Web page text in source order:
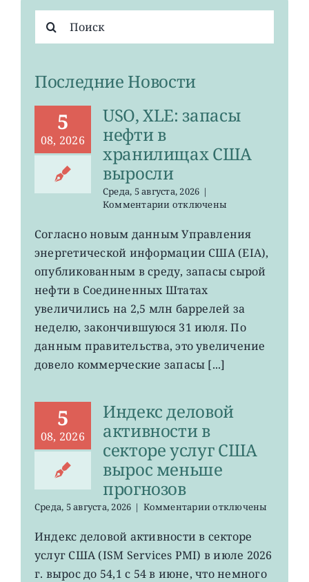
поиска:
Последние Новости
5
08, 2026
USO, XLE: запасы
нефти в
хранилищах США
выросли
Среда, 5 августа, 2026 |
Комментариик
USO,
запасы
нефти
хранилищах
США
выросли
отключены
Согласно новым данным Управления
энергетической информации США (EIA),
опубликованным в среду, запасы сырой
нефти в Соединенных Штатах
увеличились на 2,5 млн баррелей за
неделю, закончившуюся 31 июля. По
данным правительства, это увеличение
довело коммерческие запасы [...]
5
08, 2026
Индекс деловой
активности в
секторе услуг США
вырос меньше
прогнозов
Среда, 5 августа, 2026 | Комментариик
Индекс
деловой
активности
в
отключены
Индекс деловой активности в секторе
услуг США (ISM Services PMI) в июле 2026
г. вырос до 54,1 с 54 в июне, что немного